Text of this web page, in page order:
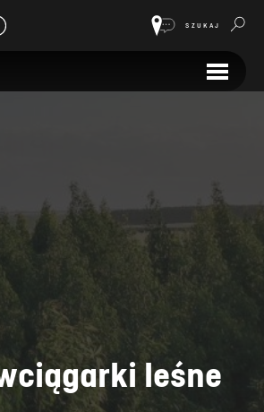
SZUKAJ
leśne